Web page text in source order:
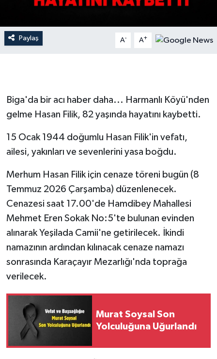
Paylaş A- A+
Biga'da bir acı haber daha... Harmanlı Köyü'nden
gelme Hasan Filik, 82 yaşında hayatını kaybetti.
15 Ocak 1944 doğumlu Hasan Filik'in vefatı,
ailesi, yakınları ve sevenlerini yasa boğdu.
Merhum Hasan Filik için cenaze töreni bugün (8
Temmuz 2026 Çarşamba) düzenlenecek.
Cenazesi saat 17.00'de Hamdibey Mahallesi
Mehmet Eren Sokak No:5'te bulunan evinden
alınarak Yeşilada Camii'ne getirilecek. İkindi
namazının ardından kılınacak cenaze namazı
sonrasında Karaçayır Mezarlığı'nda toprağa
verilecek.
Murat Soysal Son
Yolculuğuna Uğurlandı
Otomobil
Resmî ilanlar
Sağlık
Tarım ve Ekonomi
Teknoloji
Yaşam